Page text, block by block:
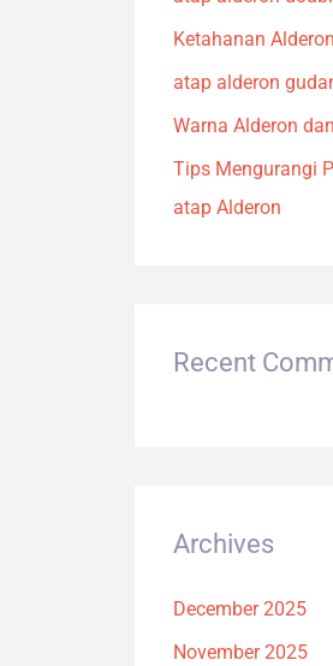
o
r
:
Ketahanan
atap alderon
Warna Alderon
Tips Mengurangi
atap Alderon
Recent
Archives
December 2025
November 2025